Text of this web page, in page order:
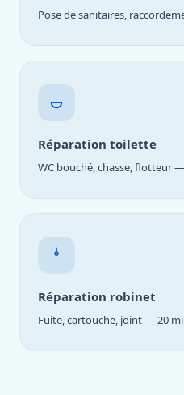
Pose de sanitaires,
Réparation toilette
WC bouché, chasse, flotteur
Réparation robinet
Fuite, cartouche, joint — 20